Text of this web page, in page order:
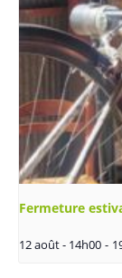
Fermeture
12 août - 14h00 -